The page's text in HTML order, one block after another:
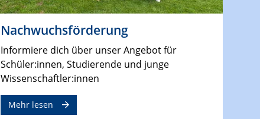
Nachwuchsförderung
Informiere dich über unser Angebot für
Schüler:innen, Studierende und junge
Wissenschaftler:innen
Mehr lesen